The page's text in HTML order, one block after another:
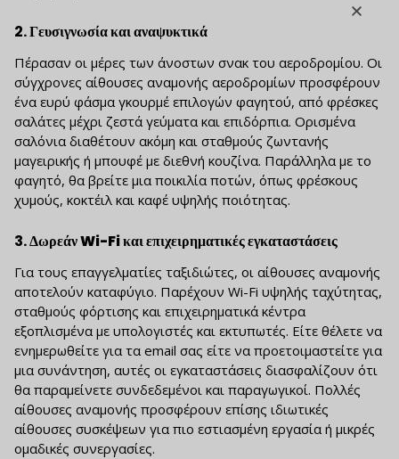
2.Γευσιγνωσία και αναψυκτικά
Πέρασαν οι μέρες των άνοστων σνακ του αεροδρομίου. Οι
σύγχρονες αίθουσες αναμονής αεροδρομίων προσφέρουν
ένα ευρύ φάσμα γκουρμέ επιλογών φαγητού, από φρέσκες
σαλάτες μέχρι ζεστά γεύματα και επιδόρπια. Ορισμένα
σαλόνια διαθέτουν ακόμη και σταθμούς ζωντανής
μαγειρικής ή μπουφέ με διεθνή κουζίνα. Παράλληλα με το
φαγητό, θα βρείτε μια ποικιλία ποτών, όπως φρέσκους
χυμούς, κοκτέιλ και καφέ υψηλής ποιότητας.
3.Δωρεάν Wi-Fi και επιχειρηματικές εγκαταστάσεις
Για τους επαγγελματίες ταξιδιώτες, οι αίθουσες αναμονής
αποτελούν καταφύγιο. Παρέχουν Wi-Fi υψηλής ταχύτητας,
σταθμούς φόρτισης και επιχειρηματικά κέντρα
εξοπλισμένα με υπολογιστές και εκτυπωτές. Είτε θέλετε να
ενημερωθείτε για τα email σας είτε να προετοιμαστείτε για
μια συνάντηση, αυτές οι εγκαταστάσεις διασφαλίζουν ότι
θα παραμείνετε συνδεδεμένοι και παραγωγικοί. Πολλές
αίθουσες αναμονής προσφέρουν επίσης ιδιωτικές
αίθουσες συσκέψεων για πιο εστιασμένη εργασία ή μικρές
ομαδικές συνεργασίες.